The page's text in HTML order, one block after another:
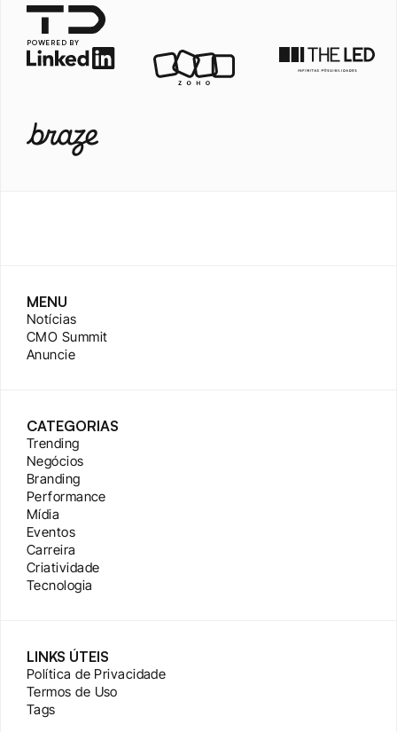
POWERED BY
MENU
Notícias
CMO Summit
Anuncie
CATEGORIAS
Trending
Negócios
Branding
Performance
Mídia
Eventos
Carreira
Criatividade
Tecnologia
LINKS ÚTEIS
Política de Privacidade
Termos de Uso
Tags